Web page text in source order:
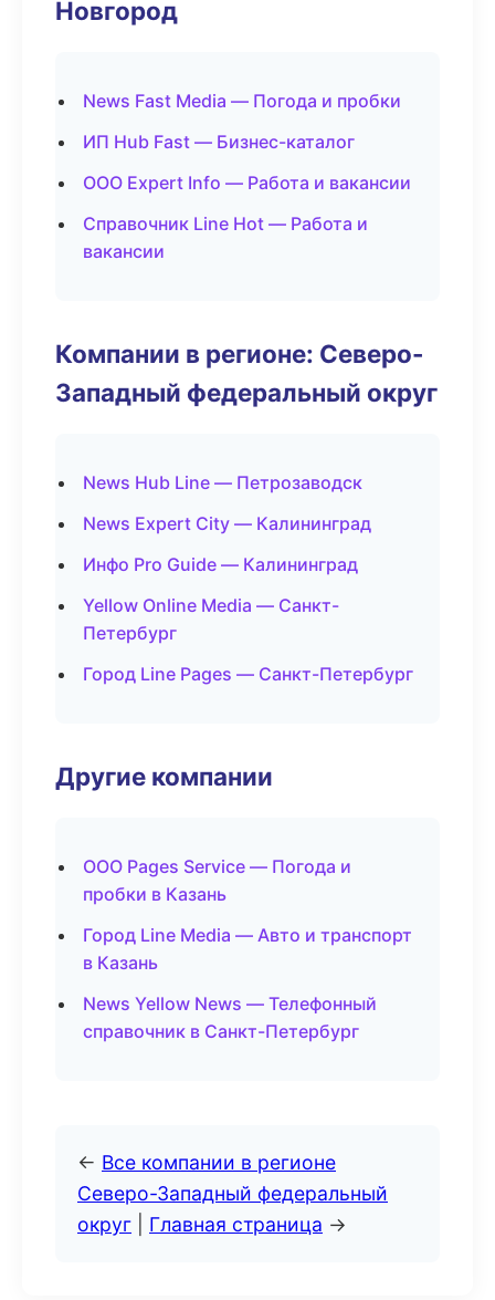
Новгород
News Fast Media — Погода и пробки
ИП Hub Fast — Бизнес-каталог
ООО Expert Info — Работа и вакансии
Справочник Line Hot — Работа и
вакансии
Компании в регионе: Северо-
Западный федеральный округ
News Hub Line — Петрозаводск
News Expert City — Калининград
Инфо Pro Guide — Калининград
Yellow Online Media — Санкт-
Петербург
Город Line Pages — Санкт-Петербург
Другие компании
ООО Pages Service — Погода и
пробки в Казань
Город Line Media — Авто и транспорт
в Казань
News Yellow News — Телефонный
справочник в Санкт-Петербург
← Все компании в регионе
Северо-Западный федеральный
округ
Главная страница →